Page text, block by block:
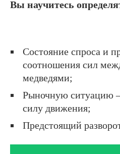
Вы научитесь
Состояние спроса и
соотношения сил
медведями;
Рыночную ситуацию
силу движения;
Предстоящий